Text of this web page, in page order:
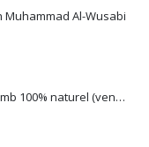
Muhammad Al-Wusabi
Khôl traditionnel sans plomb 100% naturel (vendu avec son mirwed)